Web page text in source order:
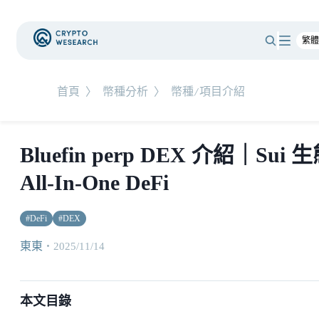
首頁 〉 幣種分析 〉 幣種/項目介紹
Bluefin perp DEX 介紹｜Sui 生
All-In-One DeFi
#DeFi #DEX
東東 ・ 2025/11/14
本文目錄